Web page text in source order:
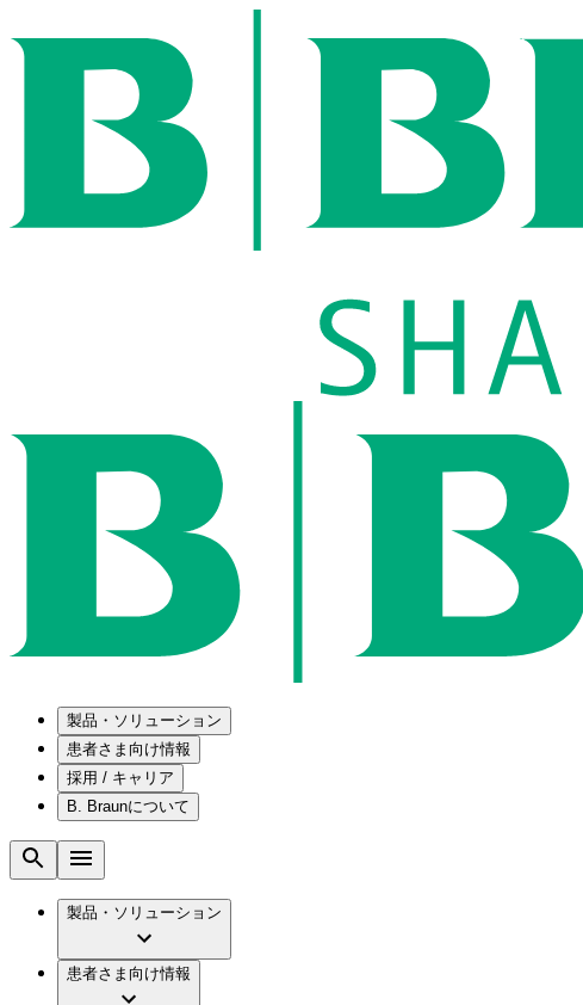
製品・ソリューション
ソリューション
国内の修理サービスセンター
コンサルティングサービス
製品・診療領域
患者さま向け情報
腰椎椎間板ヘルニアについて
水頭症について
慢性創傷の治癒
採用 / キャリア
ビー・ブラウンエースクラップ株式会社の採用情報
グローバル（B. Braunグループ）の採用情報
グローバル（B. Braunグループ）の会社概要
B. Braunについて
ビジョンとバリュー
ブランド
製品・ソリューション
患者さま向け情報